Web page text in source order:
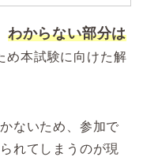
わからない部分は
め本試験に向けた解
ないため、参加で
れてしまうのが現